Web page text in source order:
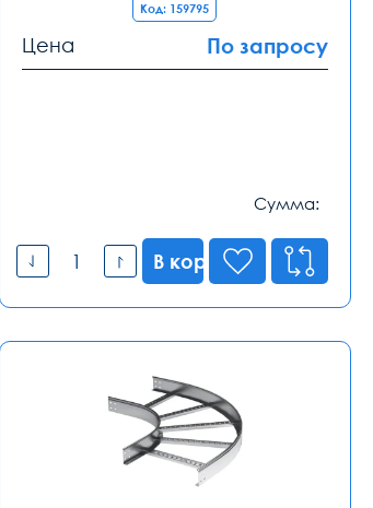
Код: 159795
Цена По запросу
Сумма:
В корзину